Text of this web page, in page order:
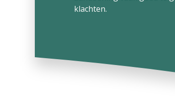
klachten.